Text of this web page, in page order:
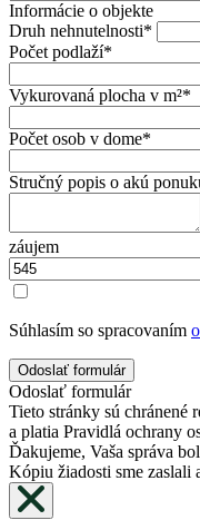
Informácie o objekte
Druh nehnutelnosti*
Počet podlaží*
Vykurovaná plocha v m²*
Počet osob v dome*
Stručný popis o akú
záujem
Súhlasím so spracovaním
Odoslať formulár
Tieto stránky sú
a platia Pravidlá ochrany
Ďakujeme, Vaša správa
Kópiu žiadosti sme zaslali